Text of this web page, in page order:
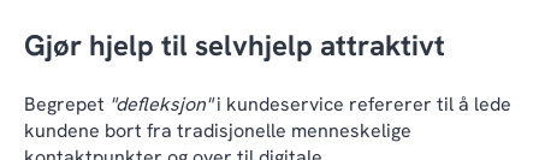
Gjør hjelp til selvhjelp attraktivt
Begrepet "defleksjon"i kundeservice refererer til å lede
kundene bort fra tradisjonelle menneskelige